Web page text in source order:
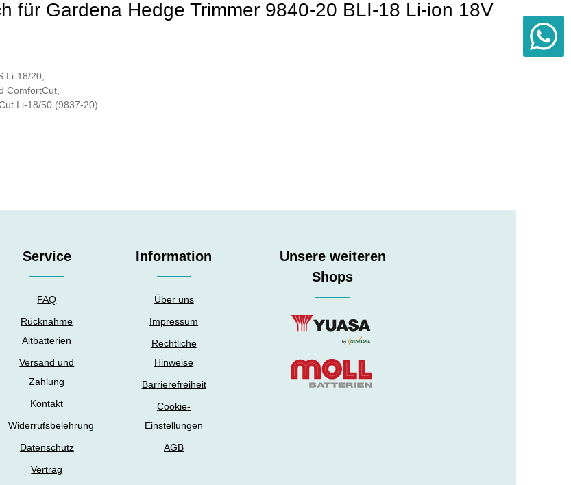
für Gardena Hedge Trimmer 9840-20 BLI-18 Li-ion 18V
Li-18/20,
ComfortCut,
Li-18/50 (9837-20)
Service
FAQ
Rücknahme
Altbatterien
Versand und
Zahlung
Kontakt
Widerrufsbelehrung
Datenschutz
Vertrag
Information
Über uns
Impressum
Rechtliche
Hinweise
Barrierefreiheit
Cookie-
Einstellungen
AGB
Unsere weiteren
Shops